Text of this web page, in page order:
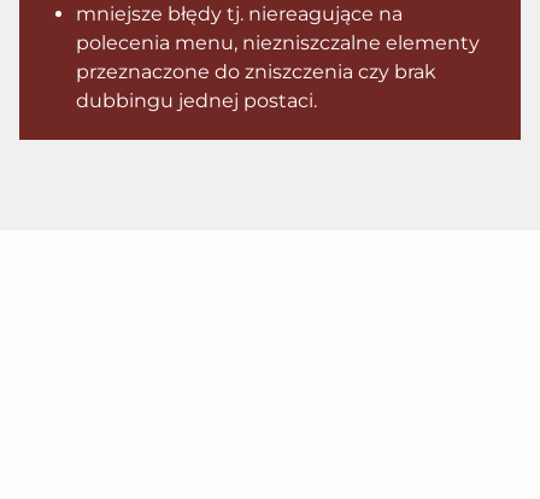
mniejsze błędy tj. niereagujące na
polecenia menu, niezniszczalne elementy
przeznaczone do zniszczenia czy brak
dubbingu jednej postaci.